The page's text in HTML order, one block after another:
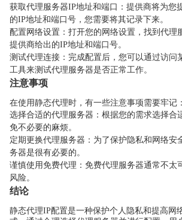
获取代理服务器IP地址和端口：提供商将为您
的IP地址和端口号，您需要将其记录下来。
配置网络设置：打开您的网络设置，找到代理
提供商给出的IP地址和端口号。
测试代理连接：完成配置后，您可以通过访问
工具来测试代理服务器是否正常工作。
注意事项
在使用静态代理时，有一些注意事项需要牢记：
选择合适的代理服务器：根据您的需求选择合
免不必要的麻烦。
定期更换代理服务器：为了保护隐私和网络安
务器是很有必要的。
谨慎使用免费代理：免费代理服务器通常不太
风险。
结论
静态代理IP配置是一种保护个人隐私和提高网